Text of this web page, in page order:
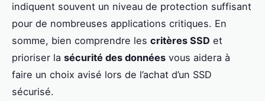
indiquent souvent un niveau de protection suffisant
pour de nombreuses applications critiques. En
somme, bien comprendre les critères SSD et
prioriser la sécurité des données vous aidera à
faire un choix avisé lors de l’achat d’un SSD
sécurisé.